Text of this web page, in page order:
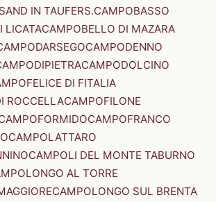
IN TAUFERS.CAMPOBASSO
LICATACAMPOBELLO DI MAZARA
CAMPODENNO
CAMPODOLCINO
DI FITALIA
ROCCELLACAMPOFILONE
CAMPOFRANCO
CAMPOLATTARO
CAMPOLI DEL MONTE TABURNO
AL TORRE
CAMPOLONGO SUL BRENTA